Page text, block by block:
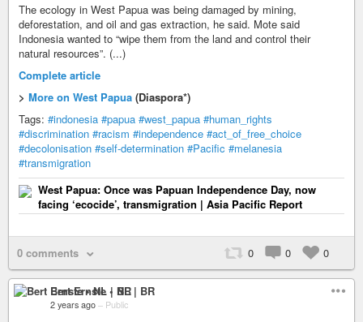
The ecology in West Papua was being damaged by mining,
deforestation, and oil and gas extraction, he said. Mote said
Indonesia wanted to “wipe them from the land and control their
natural resources”. (...)
Complete article
> More on West Papua (Diaspora*)
Tags: #indonesia #papua #west_papua #human_rights
#discrimination #racism #independence #act_of_free_choice
#decolonisation #self-determination #Pacific #melanesia
#transmigration
West Papua: Once was Papuan Independence Day, now
facing ‘ecocide’, transmigration | Asia Pacific Report
0 comments 0 0 0
Bert Ernste • NL | BR
2 years ago – Public